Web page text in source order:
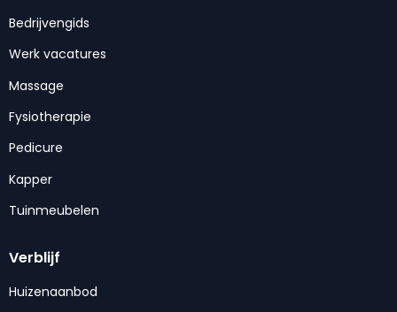
Bedrijvengids
Werk vacatures
Massage
Fysiotherapie
Pedicure
Kapper
Tuinmeubelen
Verblijf
Huizenaanbod